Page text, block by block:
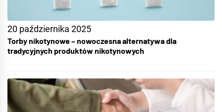
20 października 2025
Torby nikotynowe – nowoczesna alternatywa dla
tradycyjnych produktów nikotynowych